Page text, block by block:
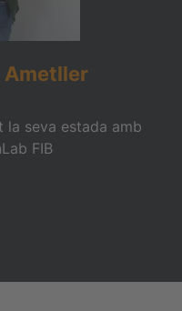
Ametller
la seva estada amb
FIB